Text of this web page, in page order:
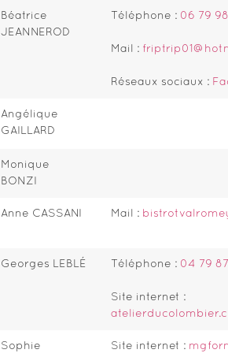
Béatrice
JEANNEROD
Téléphone : 06 79
Mail :
Réseaux sociaux :
Angélique
GAILLARD
Monique
BONZI
Anne CASSANI Mail :
Georges LEBLÉ Téléphone : 04 79
Site internet :
Sophie
Site internet :